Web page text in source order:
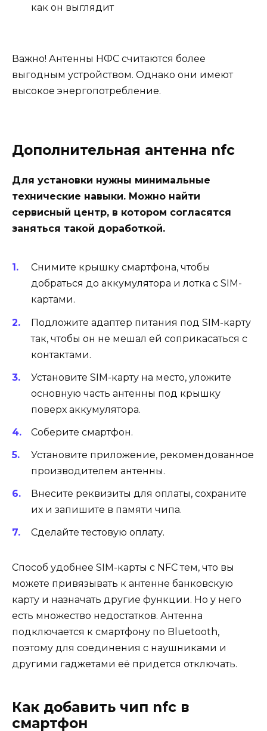
Важно! Антенны НФС считаются более
выгодным устройством. Однако они имеют
высокое энергопотребление.
Дополнительная антенна nfc
Для установки нужны минимальные
технические навыки. Можно найти
сервисный центр, в котором согласятся
заняться такой доработкой.
Снимите крышку смартфона, чтобы
добраться до аккумулятора и лотка с SIM-
картами.
Подложите адаптер питания под SIM-карту
так, чтобы он не мешал ей соприкасаться с
контактами.
Установите SIM-карту на место, уложите
основную часть антенны под крышку
поверх аккумулятора.
Соберите смартфон.
Установите приложение, рекомендованное
производителем антенны.
Внесите реквизиты для оплаты, сохраните
их и запишите в памяти чипа.
Сделайте тестовую оплату.
Способ удобнее SIM-карты с NFC тем, что вы
можете привязывать к антенне банковскую
карту и назначать другие функции. Но у него
есть множество недостатков. Антенна
подключается к смартфону по Bluetooth,
поэтому для соединения с наушниками и
другими гаджетами её придется отключать.
Как добавить чип nfc в
смартфон